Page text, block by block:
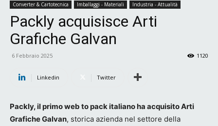
Converter & Cartotecnica Imballaggi - Materiali Industria - Attualità
Packly acquisisce Arti
Grafiche Galvan
6 Febbraio 2025 1120
Linkedin Twitter
Packly, il primo web to pack italiano ha acquisito Arti
Grafiche Galvan, storica azienda nel settore della